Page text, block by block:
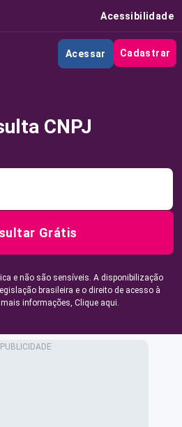
Acessibilidade
Acessar Cadastrar
CNPJ
Grátis
e não são sensíveis. A disponibilização
brasileira e o direito de acesso à
informações, Clique aqui.